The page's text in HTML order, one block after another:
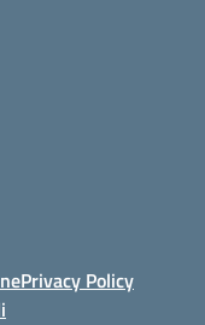
Privacy Policy